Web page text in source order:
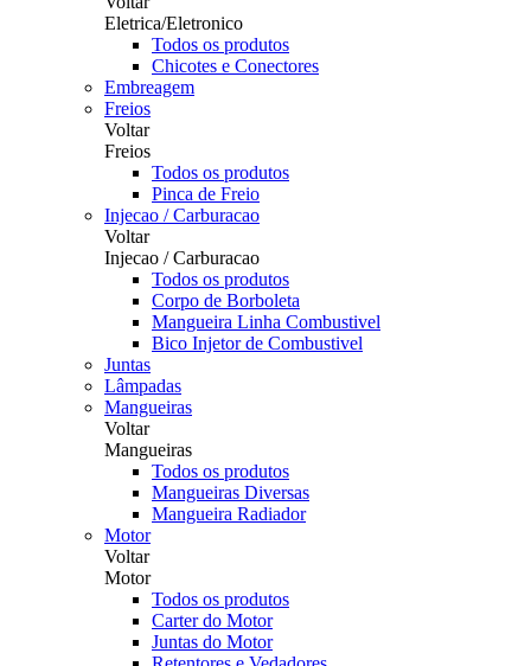
Eletrica/Eletronico
Todos os produtos
Chicotes e Conectores
Embreagem
Freios
Voltar
Freios
Todos os produtos
Pinca de Freio
Injecao / Carburacao
Voltar
Injecao / Carburacao
Todos os produtos
Corpo de Borboleta
Mangueira Linha Combustivel
Bico Injetor de Combustivel
Juntas
Lâmpadas
Mangueiras
Voltar
Mangueiras
Todos os produtos
Mangueiras Diversas
Mangueira Radiador
Motor
Voltar
Motor
Todos os produtos
Carter do Motor
Juntas do Motor